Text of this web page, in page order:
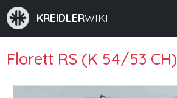
KREIDLERWIKI
Florett RS (K 54/53 CH)